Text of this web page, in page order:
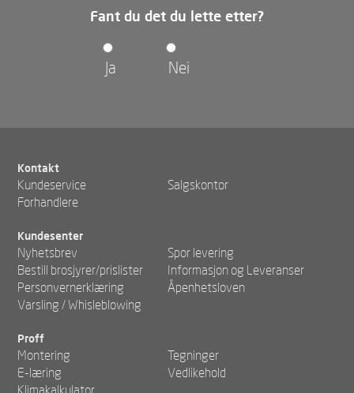
Fant du det du lette etter?
Ja Nei
Kontakt
Kundeservice
Salgskontor
Forhandlere
Kundesenter
Nyhetsbrev
Spor levering
Bestill brosjyrer/prislister
Informasjon og Leveranser
Personvernerklæring
Åpenhetsloven
Varsling / Whisleblowing
Proff
Montering
Tegninger
E-læring
Vedlikehold
Klimakalkulator